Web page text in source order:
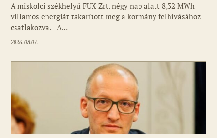
A miskolci székhelyű FUX Zrt. négy nap alatt 8,32 MWh
villamos energiát takarított meg a kormány felhívásához
csatlakozva. A…
2026.08.07.